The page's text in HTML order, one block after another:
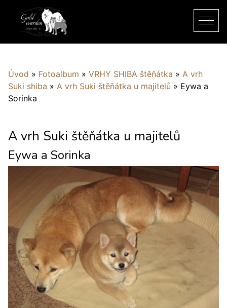
Úvod » Fotoalbum » VRHY SHIBA štěňátka » A vrh
Suki shiba » A vrh Suki štěňátka u majitelů » Eywa a
Sorinka
A vrh Suki štěňátka u majitelů
Eywa a Sorinka